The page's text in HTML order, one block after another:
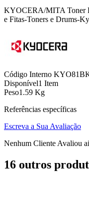
KYOCERA/MITA Toner
e Fitas-Toners e Drums-
Código Interno
Disponível1 Item
Peso1.59 Kg
Referências específicas
Escreva a Sua Avaliação
Nenhum Cliente Avaliou
16 outros